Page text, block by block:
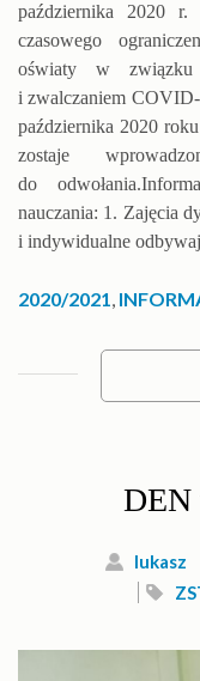
października 2020 r.
czasowego
oświaty w związku
i zwalczaniem
października 2020
zostaje
do
nauczania: 1. Zajęcia
i indywidualne
2020/2021
DEN
lukasz